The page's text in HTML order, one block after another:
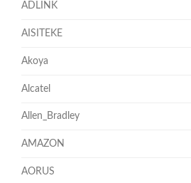
ADLINK
AISITEKE
Akoya
Alcatel
Allen_Bradley
AMAZON
AORUS